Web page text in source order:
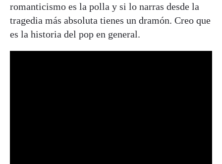
romanticismo es la polla y si lo narras desde la
tragedia más absoluta tienes un dramón. Creo que
es la historia del pop en general.